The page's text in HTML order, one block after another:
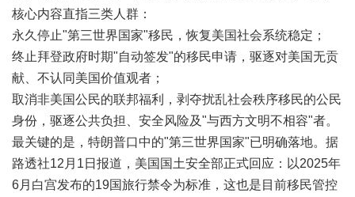
核心内容直指三类人群：
永久停止"第三世界国家"移民，恢复美国社会系统稳定；
终止拜登政府时期"自动签发"的移民申请，驱逐对美国无贡
献、不认同美国价值观者；
取消非美国公民的联邦福利，剥夺扰乱社会秩序移民的公民
身份，驱逐公共负担、安全风险及"与西方文明不相容"者。
最关键的是，特朗普口中的"第三世界国家"已明确落地。据
路透社12月1日报道，美国国土安全部正式回应：以2025年
6月白宫发布的19国旅行禁令为标准，这也是目前移民管控